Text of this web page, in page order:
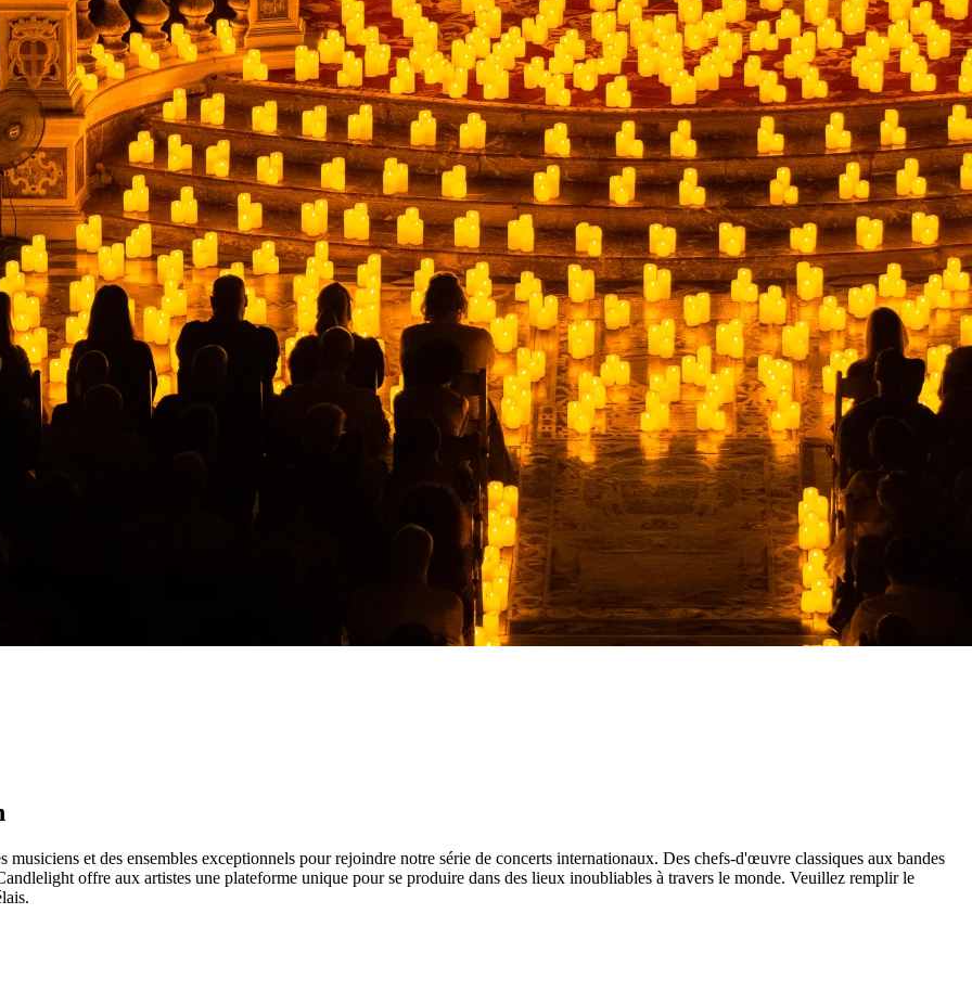
et des ensembles exceptionnels pour rejoindre notre série de concerts internationaux. Des chefs-d'œuvre classiques aux bandes
offre aux artistes une plateforme unique pour se produire dans des lieux inoubliables à travers le monde. Veuillez remplir le